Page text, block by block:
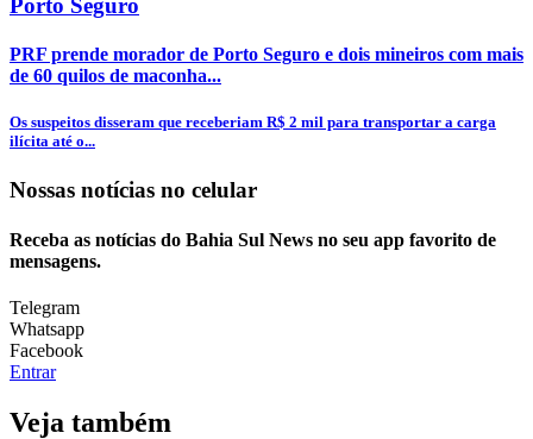
Porto Seguro
PRF prende morador de Porto Seguro e dois mineiros com mais
de 60 quilos de maconha...
Os suspeitos disseram que receberiam R$ 2 mil para transportar a carga
ilícita até o...
Nossas notícias no celular
Receba as notícias do Bahia Sul News no seu app favorito de
mensagens.
Telegram
Whatsapp
Facebook
Entrar
Veja também